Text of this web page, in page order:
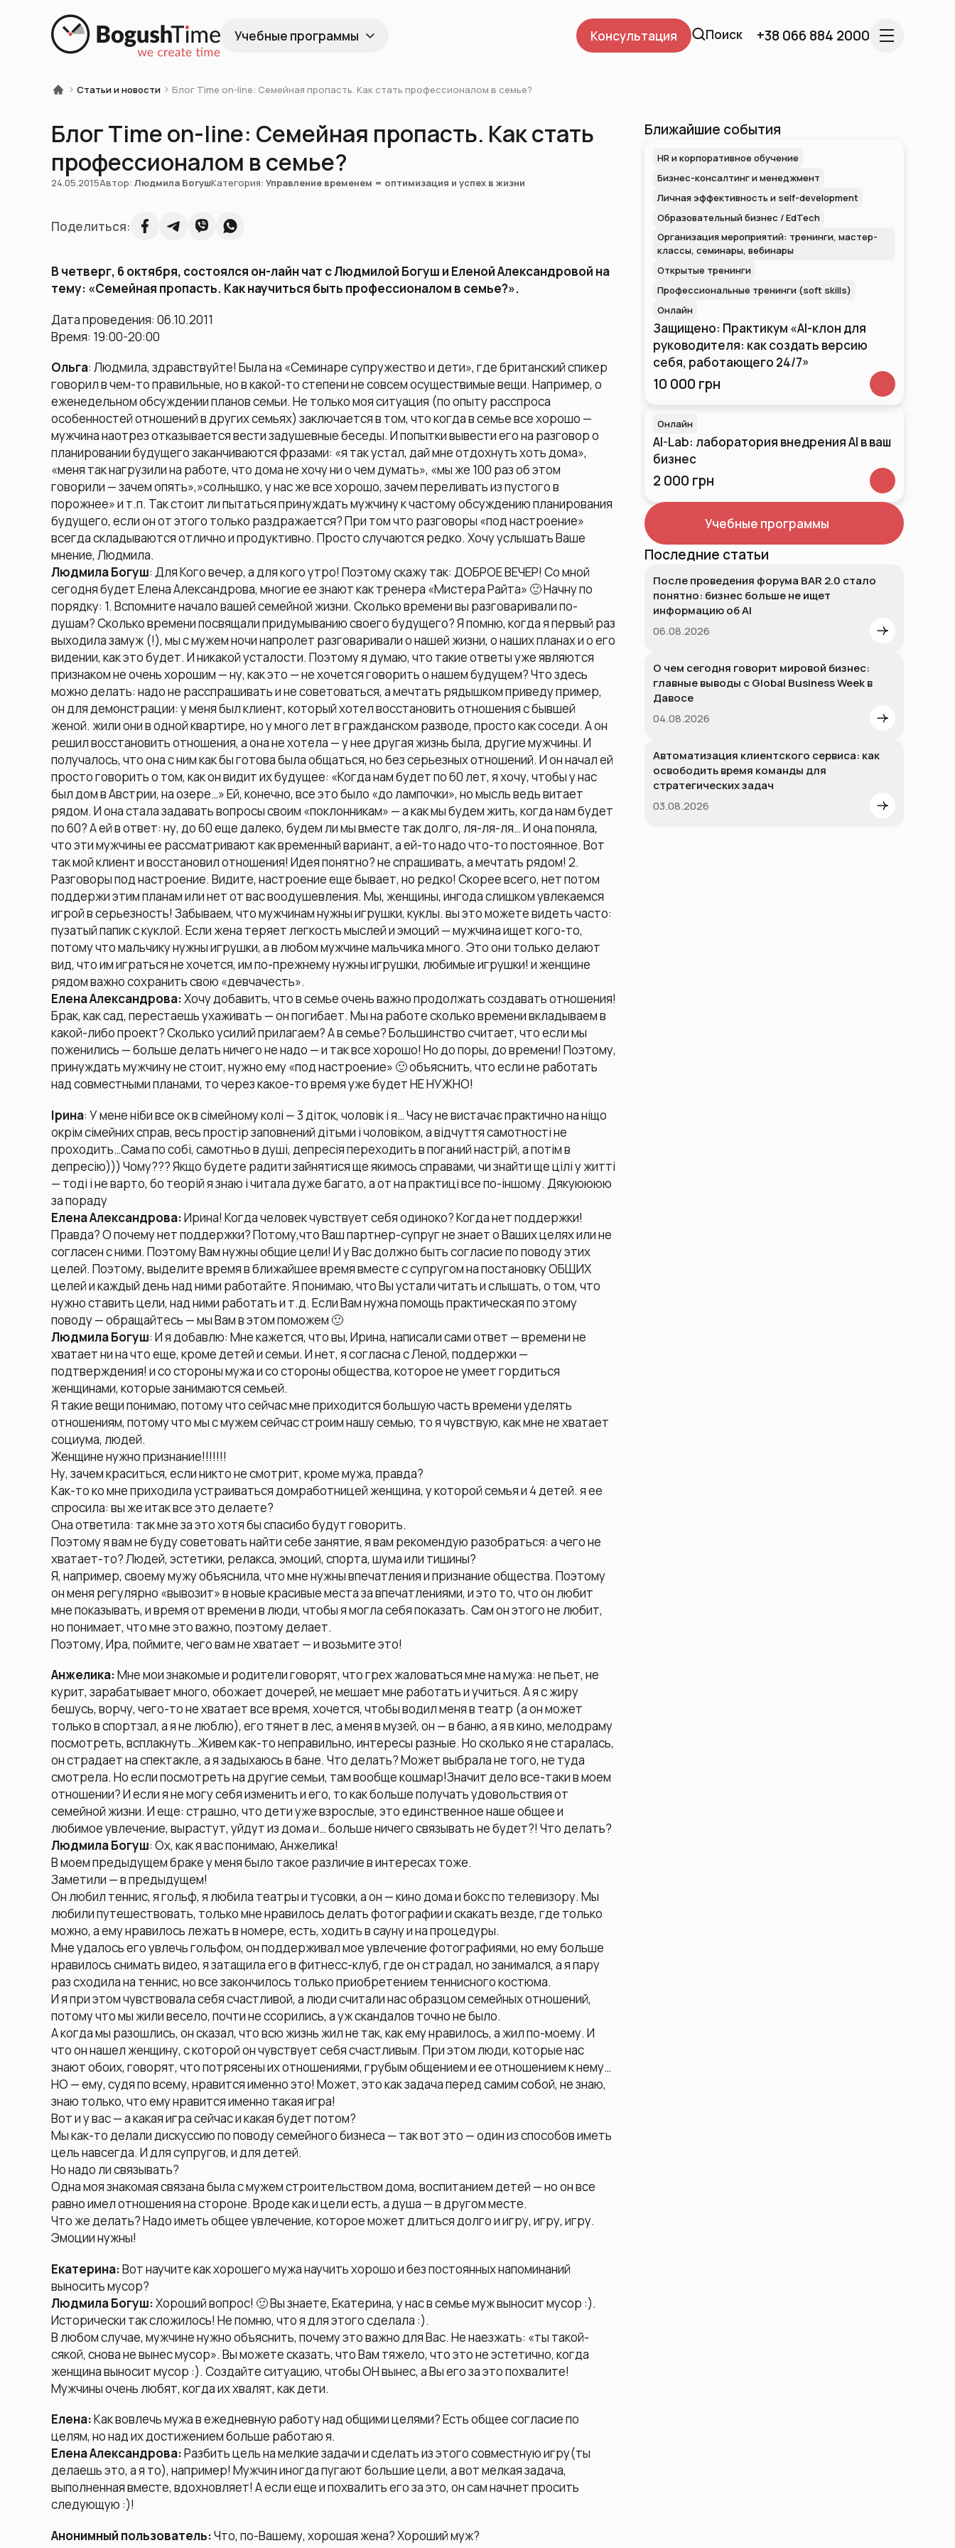
Учебные программы Консультация Поиск +38 066 884 2000
Статьи и новости Блог Time on-line: Семейная пропасть. Как стать профессионалом в семье?
Блог Time on-line: Семейная пропасть. Как стать
профессионалом в семье?
24.05.2015Автор: Людмила БогушКатегория: Управление временем = оптимизация и успех в жизни
Поделиться:
В четверг, 6 октября, состоялся он-лайн чат с Людмилой Богуш и Еленой Александровой на
тему: «Семейная пропасть. Как научиться быть профессионалом в семье?».
Дата проведения: 06.10.2011
Время: 19:00-20:00
Ольга: Людмила, здравствуйте! Была на «Семинаре супружество и дети», где британский спикер
говорил в чем-то правильные, но в какой-то степени не совсем осуществимые вещи. Например, о
еженедельном обсуждении планов семьи. Не только моя ситуация (по опыту расспроса
особенностей отношений в других семьях) заключается в том, что когда в семье все хорошо —
мужчина наотрез отказывается вести задушевные беседы. И попытки вывести его на разговор о
планировании будущего заканчиваются фразами: «я так устал, дай мне отдохнуть хоть дома»,
«меня так нагрузили на работе, что дома не хочу ни о чем думать», «мы же 100 раз об этом
говорили — зачем опять»,»солнышко, у нас же все хорошо, зачем переливать из пустого в
порожнее» и т.п. Так стоит ли пытаться принуждать мужчину к частому обсуждению планирования
будущего, если он от этого только раздражается? При том что разговоры «под настроение»
всегда складываются отлично и продуктивно. Просто случаются редко. Хочу услышать Ваше
мнение, Людмила.
Людмила Богуш: Для Кого вечер, а для кого утро! Поэтому скажу так: ДОБРОЕ ВЕЧЕР! Со мной
сегодня будет Елена Александрова, многие ее знают как тренера «Мистера Райта» 🙂 Начну по
порядку: 1. Вспомните начало вашей семейной жизни. Сколько времени вы разговаривали по-
душам? Сколько времени посвящали придумыванию своего будущего? Я помню, когда я первый раз
выходила замуж (!), мы с мужем ночи напролет разговаривали о нашей жизни, о наших планах и о его
видении, как это будет. И никакой усталости. Поэтому я думаю, что такие ответы уже являются
признаком не очень хорошим — ну, как это — не хочется говорить о нашем будущем? Что здесь
можно делать: надо не расспрашивать и не советоваться, а мечтать рядышком приведу пример,
он для демонстрации: у меня был клиент, который хотел восстановить отношения с бывшей
женой. жили они в одной квартире, но у много лет в гражданском разводе, просто как соседи. А он
решил восстановить отношения, а она не хотела — у нее другая жизнь была, другие мужчины. И
получалось, что она с ним как бы готова была общаться, но без серьезных отношений. И он начал ей
просто говорить о том, как он видит их будущее: «Когда нам будет по 60 лет, я хочу, чтобы у нас
был дом в Австрии, на озере…» Ей, конечно, все это было «до лампочки», но мысль ведь витает
рядом. И она стала задавать вопросы своим «поклонникам» — а как мы будем жить, когда нам будет
по 60? А ей в ответ: ну, до 60 еще далеко, будем ли мы вместе так долго, ля-ля-ля… И она поняла,
что эти мужчины ее рассматривают как временный вариант, а ей-то надо что-то постоянное. Вот
так мой клиент и восстановил отношения! Идея понятно? не спрашивать, а мечтать рядом! 2.
Разговоры под настроение. Видите, настроение еще бывает, но редко! Скорее всего, нет потом
поддержи этим планам или нет от вас воодушевления. Мы, женщины, ингода слишком увлекаемся
игрой в серьезность! Забываем, что мужчинам нужны игрушки, куклы. вы это можете видеть часто:
пузатый папик с куклой. Если жена теряет легкость мыслей и эмоций — мужчина ищет кого-то,
потому что мальчику нужны игрушки, а в любом мужчине мальчика много. Это они только делают
вид, что им играться не хочется, им по-прежнему нужны игрушки, любимые игрушки! и женщине
рядом важно сохранить свою «девчачесть».
Елена Александрова:Хочу добавить, что в семье очень важно продолжать создавать отношения!
Брак, как сад, перестаешь ухаживать — он погибает. Мы на работе сколько времени вкладываем в
какой-либо проект? Сколько усилий прилагаем? А в семье? Большинство считает, что если мы
поженились — больше делать ничего не надо — и так все хорошо! Но до поры, до времени! Поэтому,
принуждать мужчину не стоит, нужно ему «под настроение» 🙂 объяснить, что если не работать
над совместными планами, то через какое-то время уже будет НЕ НУЖНО!
Ірина: У мене ніби все ок в сімейному колі — 3 діток, чоловік і я… Часу не вистачає практично на ніщо
окрім сімейних справ, весь простір заповнений дітьми і чоловіком, а відчуття самотності не
проходить…Сама по собі, самотньо в душі, депресія переходить в поганий настрій, а потім в
депресію))) Чому??? Якщо будете радити зайнятися ще якимось справами, чи знайти ще цілі у житті
— тоді і не варто, бо теорій я знаю і читала дуже багато, а от на практиці все по-іншому. Дякуюююю
за пораду
Елена Александрова:Ирина! Когда человек чувствует себя одиноко? Когда нет поддержки!
Правда? О почему нет поддержки? Потому,что Ваш партнер-супруг не знает о Ваших целях или не
согласен с ними. Поэтому Вам нужны общие цели! И у Вас должно быть согласие по поводу этих
целей. Поэтому, выделите время в ближайшее время вместе с супругом на постановку ОБЩИХ
целей и каждый день над ними работайте. Я понимаю, что Вы устали читать и слышать, о том, что
нужно ставить цели, над ними работать и т.д. Если Вам нужна помощь практическая по этому
поводу — обращайтесь — мы Вам в этом поможем 🙂
Людмила Богуш: И я добавлю: Мне кажется, что вы, Ирина, написали сами ответ — времени не
хватает ни на что еще, кроме детей и семьи. И нет, я согласна с Леной, поддержки —
подтверждения! и со стороны мужа и со стороны общества, которое не умеет гордиться
женщинами, которые занимаются семьей.
Я такие вещи понимаю, потому что сейчас мне приходится большую часть времени уделять
отношениям, потому что мы с мужем сейчас строим нашу семью, то я чувствую, как мне не хватает
социума, людей.
Женщине нужно признание!!!!!!!
Ну, зачем краситься, если никто не смотрит, кроме мужа, правда?
Как-то ко мне приходила устраиваться домработницей женщина, у которой семья и 4 детей. я ее
спросила: вы же итак все это делаете?
Она ответила: так мне за это хотя бы спасибо будут говорить.
Поэтому я вам не буду советовать найти себе занятие, я вам рекомендую разобраться: а чего не
хватает-то? Людей, эстетики, релакса, эмоций, спорта, шума или тишины?
Я, например, своему мужу объяснила, что мне нужны впечатления и признание общества. Поэтому
он меня регулярно «вывозит» в новые красивые места за впечатлениями, и это то, что он любит
мне показывать, и время от времени в люди, чтобы я могла себя показать. Сам он этого не любит,
но понимает, что мне это важно, поэтому делает.
Поэтому, Ира, поймите, чего вам не хватает — и возьмите это!
Анжелика:Мне мои знакомые и родители говорят, что грех жаловаться мне на мужа: не пьет, не
курит, зарабатывает много, обожает дочерей, не мешает мне работать и учиться. А я с жиру
бешусь, ворчу, чего-то не хватает все время, хочется, чтобы водил меня в театр (а он может
только в спортзал, а я не люблю), его тянет в лес, а меня в музей, он — в баню, а я в кино, мелодраму
посмотреть, всплакнуть…Живем как-то неправильно, интересы разные. Но сколько я не старалась,
он страдает на спектакле, а я задыхаюсь в бане. Что делать? Может выбрала не того, не туда
смотрела. Но если посмотреть на другие семьи, там вообще кошмар!Значит дело все-таки в моем
отношении? И если я не могу себя изменить и его, то как больше получать удовольствия от
семейной жизни. И еще: страшно, что дети уже взрослые, это единственное наше общее и
любимое увлечение, вырастут, уйдут из дома и… больше ничего связывать не будет?! Что делать?
Людмила Богуш: Ох, как я вас понимаю, Анжелика!
В моем предыдущем браке у меня было такое различие в интересах тоже.
Заметили — в предыдущем!
Он любил теннис, я гольф, я любила театры и тусовки, а он — кино дома и бокс по телевизору. Мы
любили путешествовать, только мне нравилось делать фотографии и скакать везде, где только
можно, а ему нравилось лежать в номере, есть, ходить в сауну и на процедуры.
Мне удалось его увлечь гольфом, он поддерживал мое увлечение фотографиями, но ему больше
нравилось снимать видео, я затащила его в фитнесс-клуб, где он страдал, но занимался, а я пару
раз сходила на теннис, но все закончилось только приобретением теннисного костюма.
И я при этом чувствовала себя счастливой, а люди считали нас образцом семейных отношений,
потому что мы жили весело, почти не ссорились, а уж скандалов точно не было.
А когда мы разошлись, он сказал, что всю жизнь жил не так, как ему нравилось, а жил по-моему. И
что он нашел женщину, с которой он чувствует себя счастливым. При этом люди, которые нас
знают обоих, говорят, что потрясены их отношениями, грубым общением и ее отношением к нему…
НО — ему, судя по всему, нравится именно это! Может, это как задача перед самим собой, не знаю,
знаю только, что ему нравится именно такая игра!
Вот и у вас — а какая игра сейчас и какая будет потом?
Мы как-то делали дискуссию по поводу семейного бизнеса — так вот это — один из способов иметь
цель навсегда. И для супругов, и для детей.
Но надо ли связывать?
Одна моя знакомая связана была с мужем строительством дома, воспитанием детей — но он все
равно имел отношения на стороне. Вроде как и цели есть, а душа — в другом месте.
Что же делать? Надо иметь общее увлечение, которое может длиться долго и игру, игру, игру.
Эмоции нужны!
Екатерина:Вот научите как хорошего мужа научить хорошо и без постоянных напоминаний
выносить мусор?
Людмила Богуш:Хороший вопрос! 🙂 Вы знаете, Екатерина, у нас в семье муж выносит мусор :).
Исторически так сложилось! Не помню, что я для этого сделала :).
В любом случае, мужчине нужно объяснить, почему это важно для Вас. Не наезжать: «ты такой-
сякой, снова не вынес мусор». Вы можете сказать, что Вам тяжело, что это не эстетично, когда
женщина выносит мусор :). Создайте ситуацию, чтобы ОН вынес, а Вы его за это похвалите!
Мужчины очень любят, когда их хвалят, как дети.
Елена:Как вовлечь мужа в ежедневную работу над общими целями? Есть общее согласие по
целям, но над их достижением больше работаю я.
Елена Александрова:Разбить цель на мелкие задачи и сделать из этого совместную игру(ты
делаешь это, а я то), например! Мужчин иногда пугают большие цели, а вот мелкая задача,
выполненная вместе, вдохновляет! А если еще и похвалить его за это, он сам начнет просить
следующую :)!
Анонимный пользователь:Что, по-Вашему, хорошая жена? Хороший муж?
Ближайшие события
HR и корпоративное обучение
Бизнес-консалтинг и менеджмент
Личная эффективность и self-development
Образовательный бизнес / EdTech
Организация мероприятий: тренинги, мастер-
классы, семинары, вебинары
Открытые тренинги
Профессиональные тренинги (soft skills)
Онлайн
Защищено: Практикум «AI-клон для
руководителя: как создать версию
себя, работающего 24/7»
10 000 грн
Онлайн
AI-Lab: лаборатория внедрения AI в ваш
бизнес
2 000 грн
Учебные программы
Последние статьи
После проведения форума BAR 2.0 стало
понятно: бизнес больше не ищет
информацию об AI
06.08.2026
О чем сегодня говорит мировой бизнес:
главные выводы с Global Business Week в
Давосе
04.08.2026
Автоматизация клиентского сервиса: как
освободить время команды для
стратегических задач
03.08.2026